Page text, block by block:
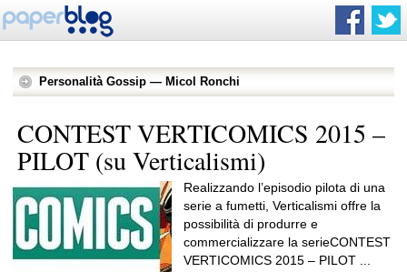
Personalità Gossip — Micol Ronchi
CONTEST VERTICOMICS 2015 –
PILOT (su Verticalismi)
Realizzando l’episodio pilota di una
serie a fumetti, Verticalismi offre la
possibilità di produrre e
commercializzare la serieCONTEST
VERTICOMICS 2015 – PILOT ...